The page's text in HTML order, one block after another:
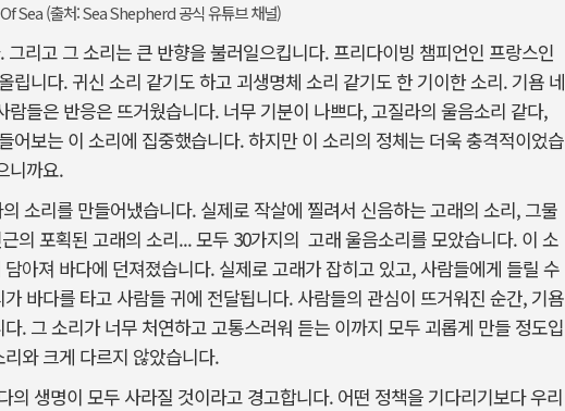
Sea (출처: Sea Shepherd 공식 유튜브 채널)
리고 그 소리는 큰 반향을 불러일으킵니다. 프리다이빙 챔피언인 프랑스인
립니다. 귀신 소리 같기도 하고 괴생명체 소리 같기도 한 기이한 소리. 기욤 네
들은 반응은 뜨거웠습니다. 너무 기분이 나쁘다, 고질라의 울음소리 같다,
어보는 이 소리에 집중했습니다. 하지만 이 소리의 정체는 더욱 충격적이었습
니까요.
소리를 만들어냈습니다. 실제로 작살에 찔려서 신음하는 고래의 소리, 그물
의 포획된 고래의 소리... 모두 30가지의 고래 울음소리를 모았습니다. 이 소
아져 바다에 던져졌습니다. 실제로 고래가 잡히고 있고, 사람들에게 들릴 수
바다를 타고 사람들 귀에 전달됩니다. 사람들의 관심이 뜨거워진 순간, 기욤
. 그 소리가 너무 처연하고 고통스러워 듣는 이까지 모두 괴롭게 만들 정도입
와 크게 다르지 않았습니다.
생명이 모두 사라질 것이라고 경고합니다. 어떤 정책을 기다리기보다 우리